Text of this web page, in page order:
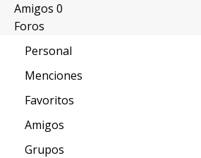
Crear Cuenta
Amigos 0
Foros
Personal
Menciones
Favoritos
Amigos
Grupos